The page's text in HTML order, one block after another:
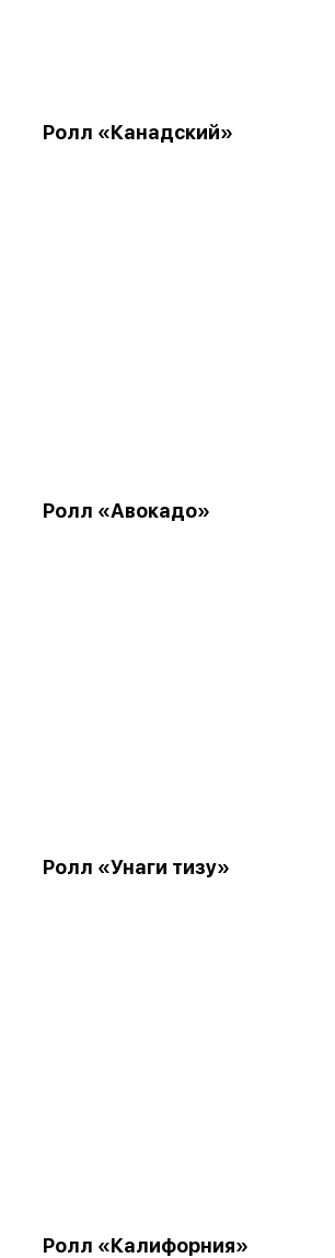
Ролл «Канадский»
Ролл «Авокадо»
Ролл «Унаги тизу»
Ролл «Калифорния»